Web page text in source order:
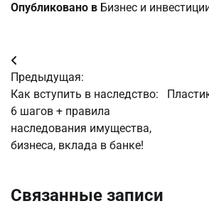
Опубликовано в Бизнес и
Навигация
по
записям
Предыдущая:
Как вступить в наследство:
6 шагов + правила
наследования имущества,
бизнеса, вклада в банке!
Связанные записи